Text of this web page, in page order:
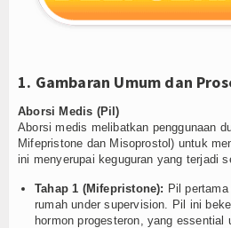
1. Gambaran Umum dan
Aborsi Medis (Pil)
Aborsi medis melibatkan penggunaan
Mifepristone dan Misoprostol) untuk
ini menyerupai keguguran yang terjadi
Tahap 1 (Mifepristone): Pil
rumah under supervision. Pil ini
hormon progesteron, yang essential